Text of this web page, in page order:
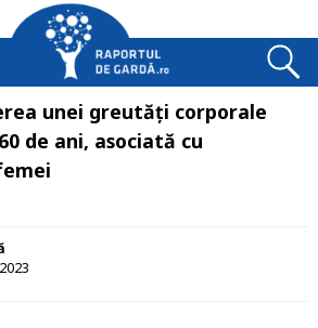
unei greutăți corporale
de ani, asociată cu